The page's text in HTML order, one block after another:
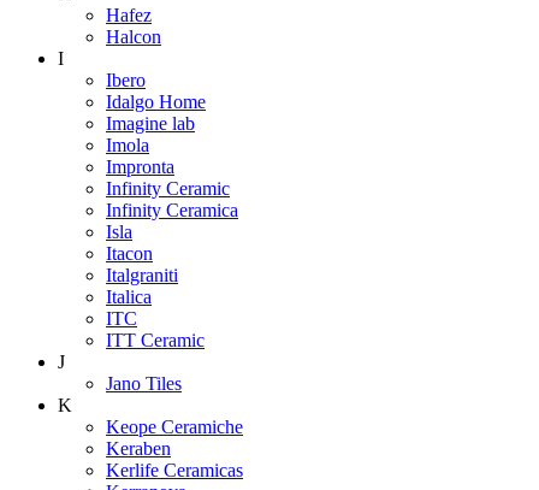
Hafez
Halcon
I
Ibero
Idalgo Home
Imagine lab
Imola
Impronta
Infinity Ceramic
Infinity Ceramica
Isla
Itacon
Italgraniti
Italica
ITC
ITT Ceramic
J
Jano Tiles
K
Keope Ceramiche
Keraben
Kerlife Ceramicas